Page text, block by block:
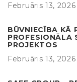
Februāris 13, 2026
BŪVNIECĪBA KĀ
PROFESIONĀLA
PROJEKTOS
Februāris 13, 2026